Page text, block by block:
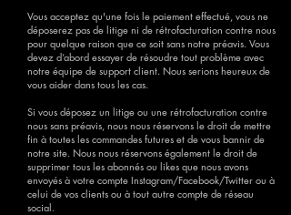
Vous acceptez qu'une fois le paiement effectué, vous ne
déposerez pas de litige ni de rétrofacturation contre nous
pour quelque raison que ce soit sans notre préavis. Vous
devez d’abord essayer de résoudre tout problème avec
notre équipe de support client. Nous serions heureux de
vous aider dans tous les cas.
Si vous déposez un litige ou une rétrofacturation contre
nous sans préavis, nous nous réservons le droit de mettre
fin à toutes les commandes futures et de vous bannir de
notre site. Nous nous réservons également le droit de
supprimer tous les abonnés ou likes que nous avons
envoyés à votre compte Instagram/Facebook/Twitter ou à
celui de vos clients ou à tout autre compte de réseau
social.